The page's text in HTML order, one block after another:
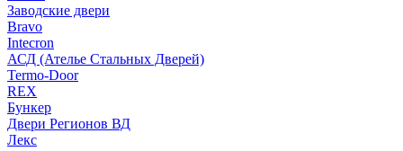
Заводские двери
Bravo
Intecron
АСД (Ателье Стальных Дверей)
Termo-Door
REX
Бункер
Двери Регионов ВД
Лекс